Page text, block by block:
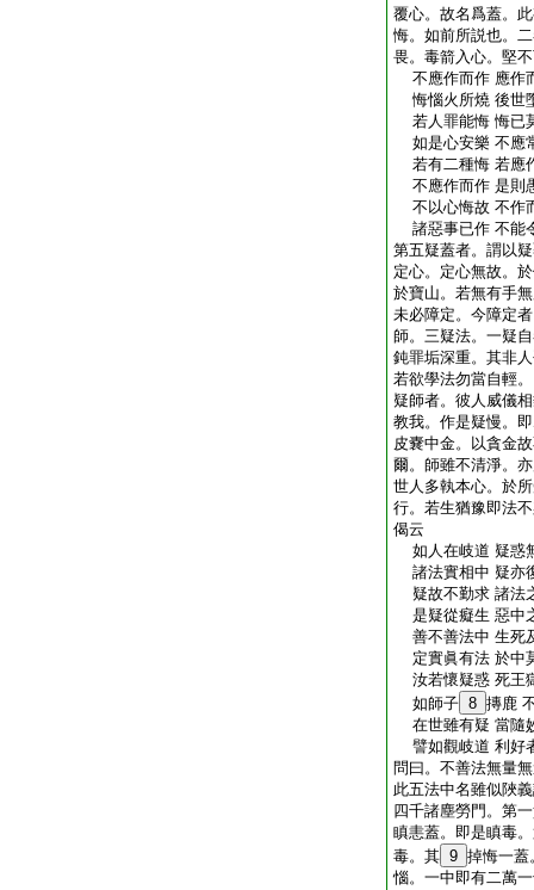
覆心。故名爲蓋。
悔。如前所説也。
畏。毒箭入心。堅
不應作而作 應作
悔惱火所燒 後世
若人罪能悔 悔已
如是心安樂 不應
若有二種悔 若應
不應作而作 是則
不以心悔故 不作
諸惡事已作 不能
第五疑蓋者。謂以
定心。定心無故。
於寶山。若無有手
未必障定。今障定
師。三疑法。一疑
鈍罪垢深重。其非
若欲學法勿當自輕
疑師者。彼人威儀
教我。作是疑慢。
皮嚢中金。以貪金
爾。師雖不清淨。
世人多執本心。於
行。若生猶豫即法
偈云
如人在岐道 疑惑
諸法實相中 疑亦
疑故不勤求 諸法
是疑從癡生 惡中
善不善法中 生死
定實眞有法 於中
汝若懷疑惑 死王
如師子 8 摶鹿
在世雖有疑 當隨
譬如觀岐道 利好
問曰。不善法無量
此五法中名雖似陜
四千諸塵勞門。第
瞋恚蓋。即是瞋毒
毒。其 9 掉悔一蓋
惱。一中即有二萬